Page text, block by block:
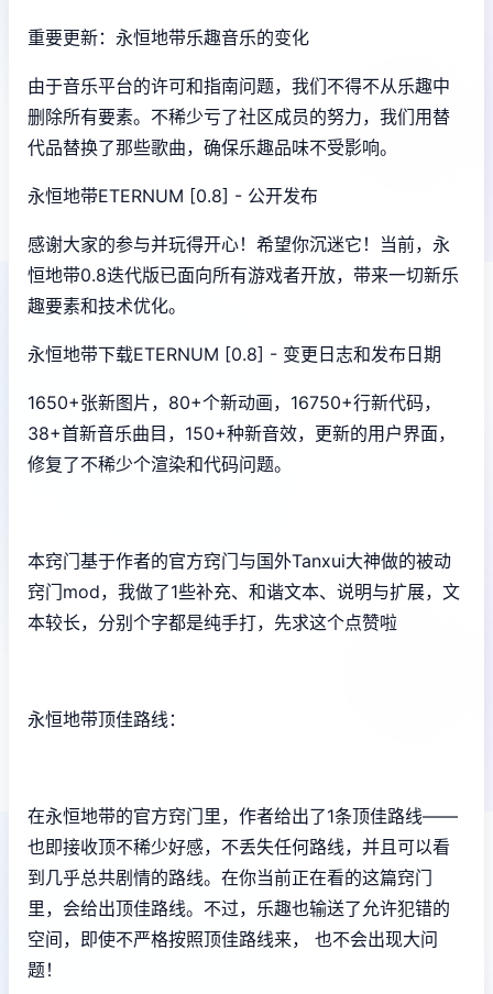
重要更新：永恒地带乐趣音乐的变化
由于音乐平台的许可和指南问题，我们不得不从乐趣中
删除所有要素。不稀少亏了社区成员的努力，我们用替
代品替换了那些歌曲，确保乐趣品味不受影响。
永恒地带ETERNUM [0.8] - 公开发布
感谢大家的参与并玩得开心！希望你沉迷它！当前，永
恒地带0.8迭代版已面向所有游戏者开放，带来一切新乐
趣要素和技术优化。
永恒地带下载ETERNUM [0.8] - 变更日志和发布日期
1650+张新图片，80+个新动画，16750+行新代码，
38+首新音乐曲目，150+种新音效，更新的用户界面，
修复了不稀少个渲染和代码问题。
本窍门基于作者的官方窍门与国外Tanxui大神做的被动
窍门mod，我做了1些补充、和谐文本、说明与扩展，文
本较长，分别个字都是纯手打，先求这个点赞啦
永恒地带顶佳路线：
在永恒地带的官方窍门里，作者给出了1条顶佳路线——
也即接收顶不稀少好感，不丢失任何路线，并且可以看
到几乎总共剧情的路线。在你当前正在看的这篇窍门
里，会给出顶佳路线。不过，乐趣也输送了允许犯错的
空间，即使不严格按照顶佳路线来， 也不会出现大问
题！